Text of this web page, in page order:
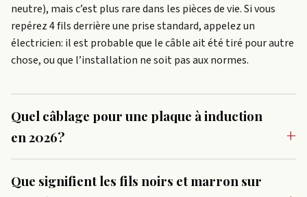
neutre), mais c’est plus rare dans les pièces de vie. Si vous
repérez 4 fils derrière une prise standard, appelez un
électricien: il est probable que le câble ait été tiré pour autre
chose, ou que l’installation ne soit pas aux normes.
Quel câblage pour une plaque à induction
en 2026?
Que signifient les fils noirs et marron sur